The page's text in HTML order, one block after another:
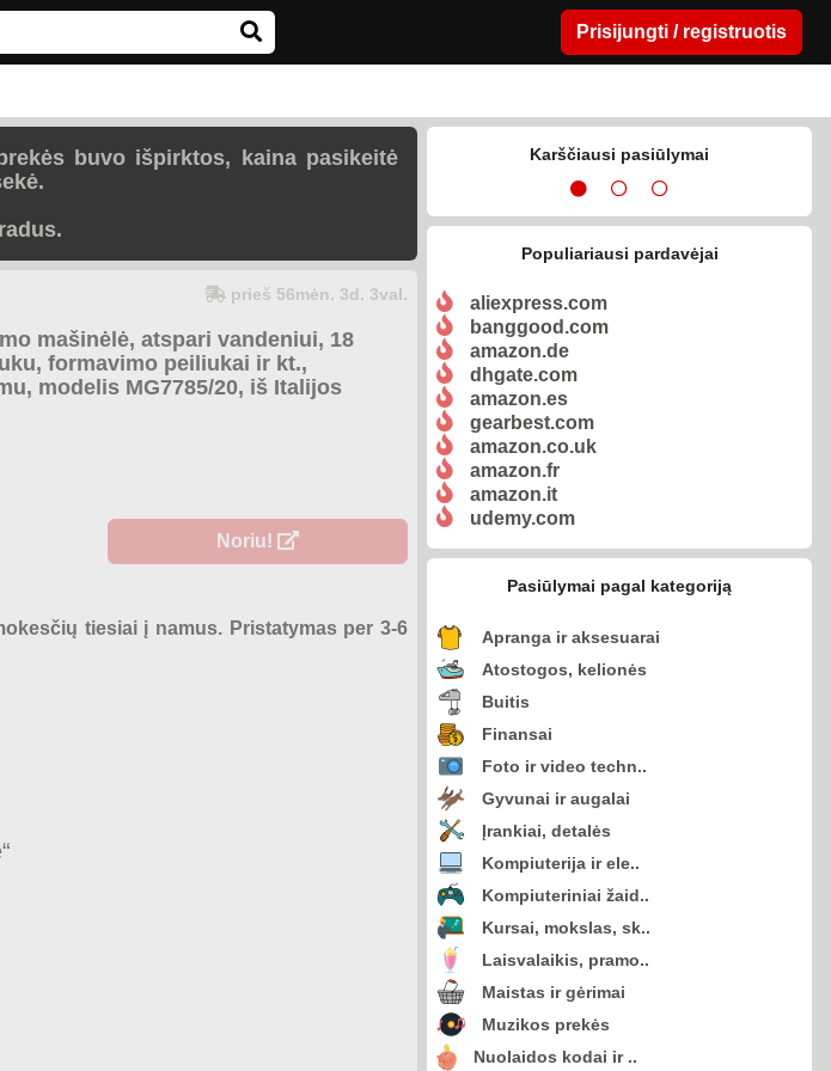
Prisijungti / registruotis
buvo išpirktos, kaina pasikeitė
prieš 56mėn. 3d. 3val.
mašinėlė, atspari vandeniui, 18
formavimo peiliukai ir kt.,
modelis MG7785/20, iš Italijos
Noriu!
tiesiai į namus. Pristatymas per 3-6
Karščiausi pasiūlymai
Populiariausi pardavėjai
aliexpress.com
banggood.com
amazon.de
dhgate.com
amazon.es
gearbest.com
amazon.co.uk
amazon.fr
amazon.it
udemy.com
Pasiūlymai pagal kategoriją
Apranga ir aksesuarai
Atostogos, kelionės
Buitis
Finansai
Foto ir video techn..
Gyvunai ir augalai
Įrankiai, detalės
Kompiuterija ir ele..
Kompiuteriniai žaid..
Kursai, mokslas, sk..
Laisvalaikis, pramo..
Maistas ir gėrimai
Muzikos prekės
Nuolaidos kodai ir ..